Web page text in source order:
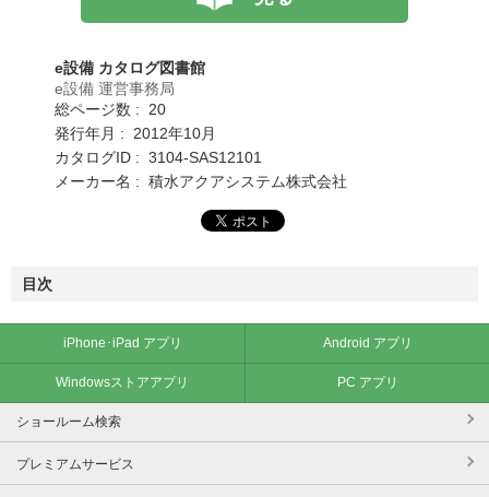
e設備 カタログ図書館
e設備 運営事務局
総ページ数 : 20
発行年月 : 2012年10月
カタログID : 3104-SAS12101
メーカー名 : 積水アクアシステム株式会社
目次
iPhone･iPad アプリ Android アプリ
Windowsストアアプリ PC アプリ
ショールーム検索
プレミアムサービス